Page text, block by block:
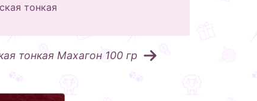
тонкая
тонкая Махагон 100 гр